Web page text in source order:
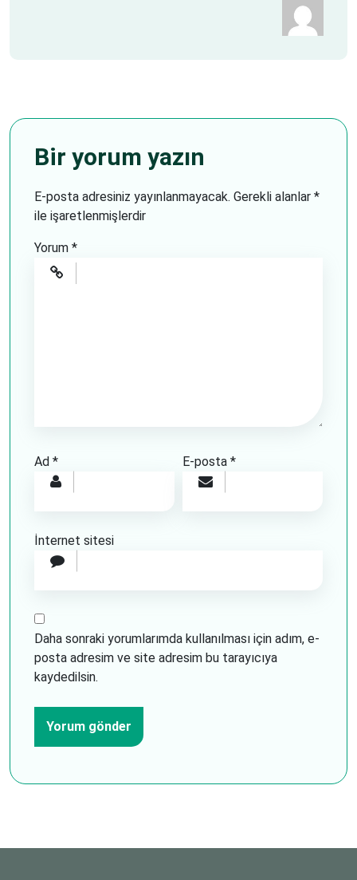
Bir yorum yazın
E-posta adresiniz yayınlanmayacak. Gerekli alanlar *
ile işaretlenmişlerdir
Yorum *
Ad * E-posta*
İnternet sitesi
Daha sonraki yorumlarımda kullanılması için adım, e-
posta adresim ve site adresim bu tarayıcıya
kaydedilsin.